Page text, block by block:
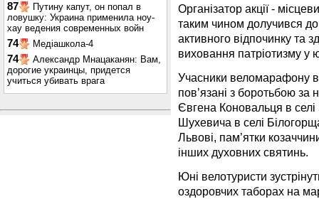
87
Путину капут, он попал в
ловушку: Украина применила ноу-
хау ведения современных войн
74 Медіашкола-4
74
Александр Мнацаканян: Вам,
дорогие украинцы, придется
учиться убивать врага
Організатор акції -
таким чином долучився
активного відпочинку та
виховання патріотизму у
Учасники веломарафону
пов’язані з боротьбою за
Євгена Коновальця в
Шухевича в селі
Львові, пам’ятки
інших духовних святинь.
Юні велотуристи
оздоровчих таборах на